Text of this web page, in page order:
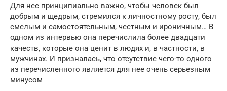
Для нее принципиально важно, чтобы человек был
добрым и щедрым, стремился к личностному росту, был
смелым и самостоятельным, честным и ироничным… В
одном из интервью она перечислила более двадцати
качеств, которые она ценит в людях и, в частности, в
мужчинах. И призналась, что отсутствие чего-то одного
из перечисленного является для нее очень серьезным
минусом